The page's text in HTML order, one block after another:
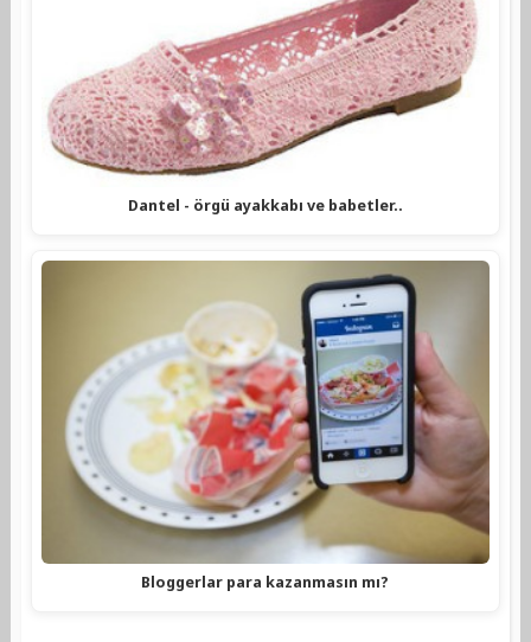
Dantel - örgü ayakkabı ve babetler..
Bloggerlar para kazanmasın mı?